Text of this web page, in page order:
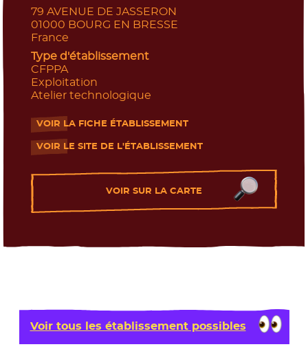
Les journées portes ouvertes
79 AVENUE DE JASSERON
01000 BOURG EN BRESSE
France
Type d'établissement
CFPPA
Exploitation
Atelier technologique
VOIR LA FICHE ÉTABLISSEMENT
- Nouvelle fenêtre
VOIR LE SITE DE L'ÉTABLISSEMENT
- Nouvelle fenêtre
VOIR SUR LA CARTE
Voir tous les établissement possibles